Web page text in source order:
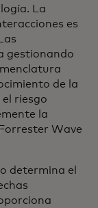
La
es
gestionando
de la
riesgo
la
Wave
determina el